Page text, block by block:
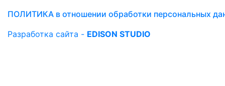
ПОЛИТИКА в отношении обработки персональных
Разработка сайта - EDISON STUDIO